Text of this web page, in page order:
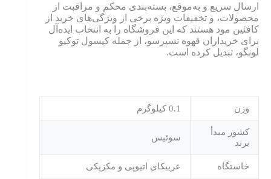
ارسال سریع و به‌موقع، بسته‌بندی محکم و مراقبت از
محصولات، و تخفیفات ویژه برخی از ویژگی‌های خرید از
کافئین مود هستند که این فروشگاه را به انتخاب ایده‌آل
برای خریداران قهوه نسپرسو، از جمله کپسول توکیو
لونگو، تبدیل کرده است.
وزن 0.1 کیلوگرم
کشور مبدأ
برند
سوئیس
خاستگاه عربیکای اتیوپی و مکزیکی